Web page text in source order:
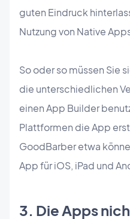
guten Eindruck
Nutzung von Native
So oder so müssen Sie
die unterschiedlichen
einen App Builder
Plattformen die App
GoodBarber etwa
App für iOS, iPad und
3. Die Apps